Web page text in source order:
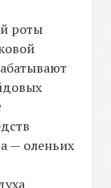
роты
— оленьих